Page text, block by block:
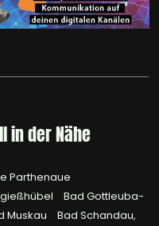
in der Nähe
Parthenaue
Bad Gottleuba-
Muskau
Bad Schandau,